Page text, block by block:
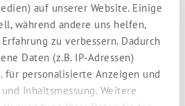
auf unserer Website. Einige
während andere uns helfen,
zu verbessern. Dadurch
Daten (z.B. IP-Adressen)
für personalisierte Anzeigen und
Inhaltsmessung. Weitere
Wochen
Freude, Frieden, Fülle und